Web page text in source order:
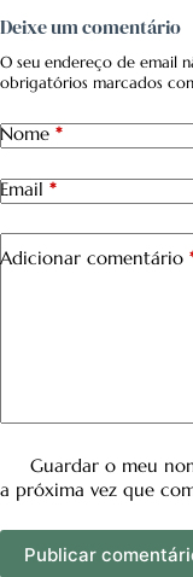
Deixe um comentário
O seu endereço de email
obrigatórios marcados
Nome *
Email *
Adicionar comentário
Guardar o meu
a próxima vez que
Publicar